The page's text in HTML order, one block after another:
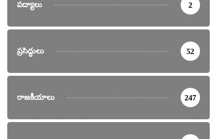
పద్యాలు 2
ప్రసిద్ధులు 52
రాజకీయాలు 247